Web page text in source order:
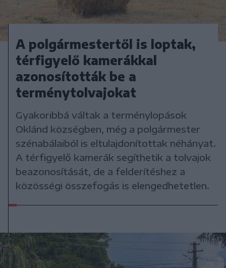
A polgármestertől is loptak,
térfigyelő kamerákkal
azonosították be a
terménytolvajokat
Gyakoribbá váltak a terménylopások
Oklánd községben, még a polgármester
szénabálaiból is eltulajdonítottak néhányat.
A térfigyelő kamerák segíthetik a tolvajok
beazonosítását, de a felderítéshez a
közösségi összefogás is elengedhetetlen.